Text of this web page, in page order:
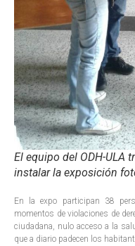
El equipo del ODH-ULA
instalar la exposición
En la expo participan 38
momentos de violaciones de
ciudadana, nulo acceso a la
que a diario padecen los